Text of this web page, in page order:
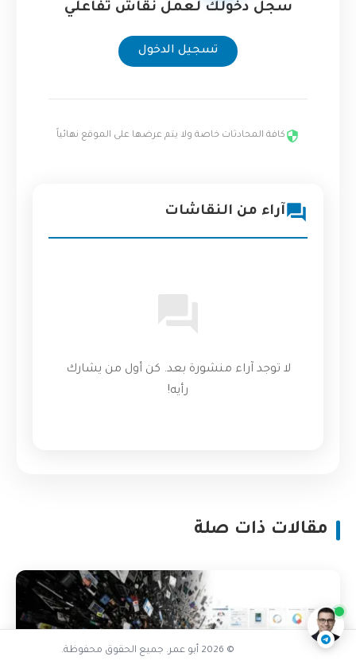
سجل دخولك لعمل نقاش تفاعلي
تسجيل الدخول
كافة المحادثات خاصة ولا يتم عرضها على الموقع نهائياً
آراء من النقاشات
لا توجد آراء منشورة بعد. كن أول من يشارك
رأيه!
مقالات ذات صلة
@AbuOmarTech_bot
© 2026 أبو عمر. جميع الحقوق محفوظة.